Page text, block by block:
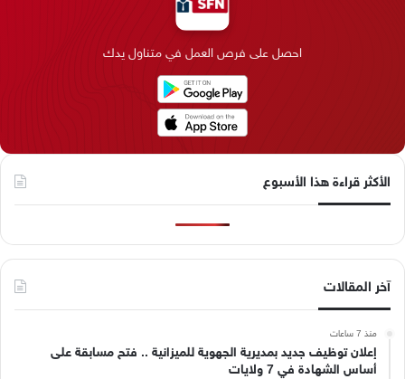
ن
ر
ا
م
احصل على فرص العمل في متناول يدك
الأكثر قراءة هذا الأسبوع
آخر المقالات
منذ 7 ساعات
إعلان توظيف جديد بمديرية الجهوية للميزانية .. فتح مسابقة على
أساس الشهادة في 7 ولايات